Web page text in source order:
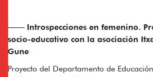
─── Introspecciones en femenino.
socio-educativo con la asociación
Gune
Proyecto del Departamento de Educación